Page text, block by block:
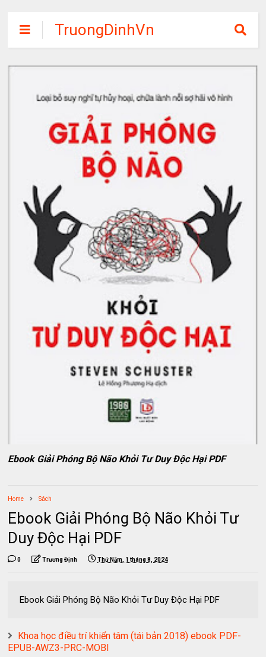
TruongDinhVn
Chia sẽ ebook,
các khóa học,
tập miễn phí
Ebook Giải Phóng Bộ Não Khỏi Tư Duy Độc Hại PDF
Home Sách
Ebook Giải Phóng Bộ Não Khỏi Tư
Duy Độc Hại PDF
0 Trương Định Thứ Năm, 1 tháng 8, 2024
Ebook Giải Phóng Bộ Não Khỏi Tư Duy Độc Hại PDF
Khoa học điều trí khiển tâm (tái bản 2018) ebook PDF-
EPUB-AWZ3-PRC-MOBI